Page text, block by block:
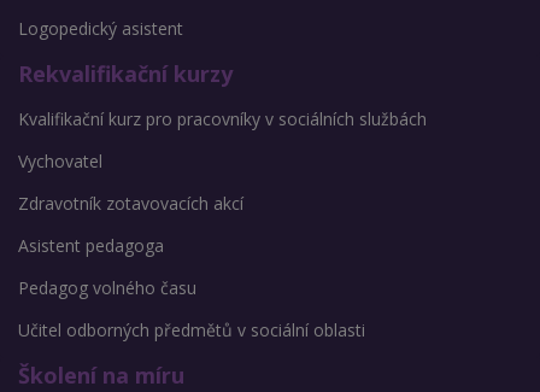
Logopedický asistent
Rekvalifikační kurzy
Kvalifikační kurz pro pracovníky v sociálních službách
Vychovatel
Zdravotník zotavovacích akcí
Asistent pedagoga
Pedagog volného času
Učitel odborných předmětů v sociální oblasti
Školení na míru